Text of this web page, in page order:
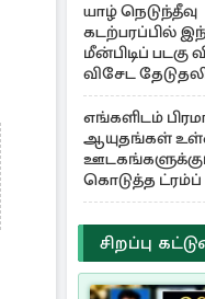
யாழ் நெடுந்தீவு
கடற்பரப்பில்
மீன்பிடிப் படகு
விசேட
இலங்கை
எங்களிடம்
ஆயுதங்கள்
ஊடகங்களுக்குப்
கொடுத்த ட்ரம்ப்
சிறப்பு